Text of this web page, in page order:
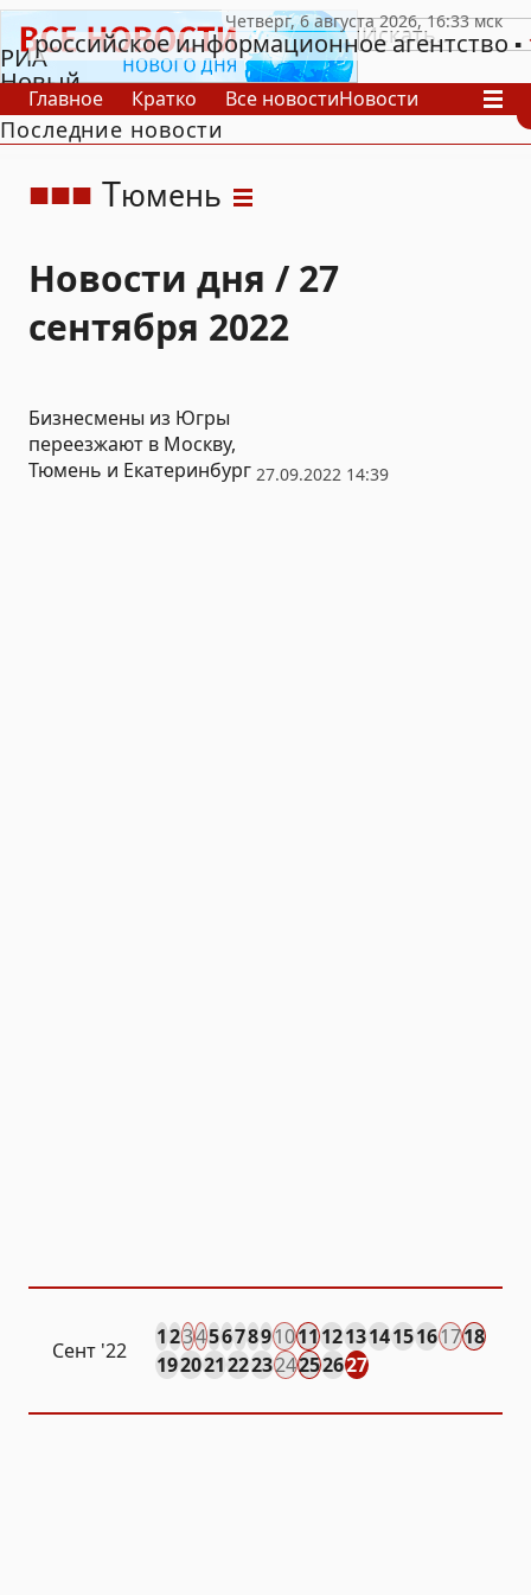
РИА
Новый
День
российское информационное агентство
Главное Кратко Все новостиНовости
В России
В мире
Последние новости
Тюмень
Новости дня / 27
сентября 2022
27.09.2022 14:39
Бизнесмены из Югры
переезжают в Москву,
Тюмень и Екатеринбург
Сент '22
123456789101112131415161718
192021222324252627